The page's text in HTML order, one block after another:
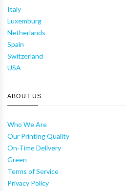
Italy
Luxemburg
Netherlands
Spain
Switzerland
USA
ABOUT US
Who We Are
Our Printing Quality
On-Time Delivery
Green
Terms of Service
Privacy Policy